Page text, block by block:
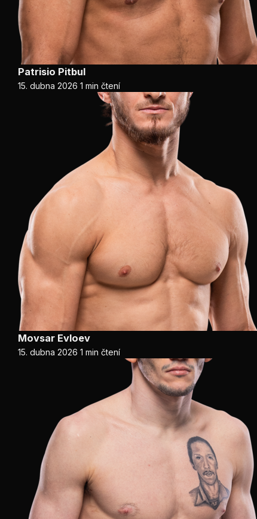
Patrisio Pitbul
15. dubna 2026 1 min čtení
Movsar Evloev
15. dubna 2026 1 min čtení